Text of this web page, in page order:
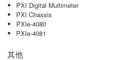
PXI Digital Multimeter
PXI Chassis
PXIe-4080
PXIe-4081
其他